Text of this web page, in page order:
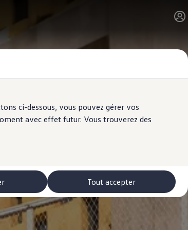
ci-dessous, vous pouvez gérer vos
avec effet futur. Vous trouverez des
Tout accepter